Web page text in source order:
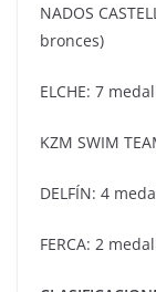
NADOS
bronces)
ELCHE: 7
KZM SWIM
DELFÍN: 4
FERCA: 2